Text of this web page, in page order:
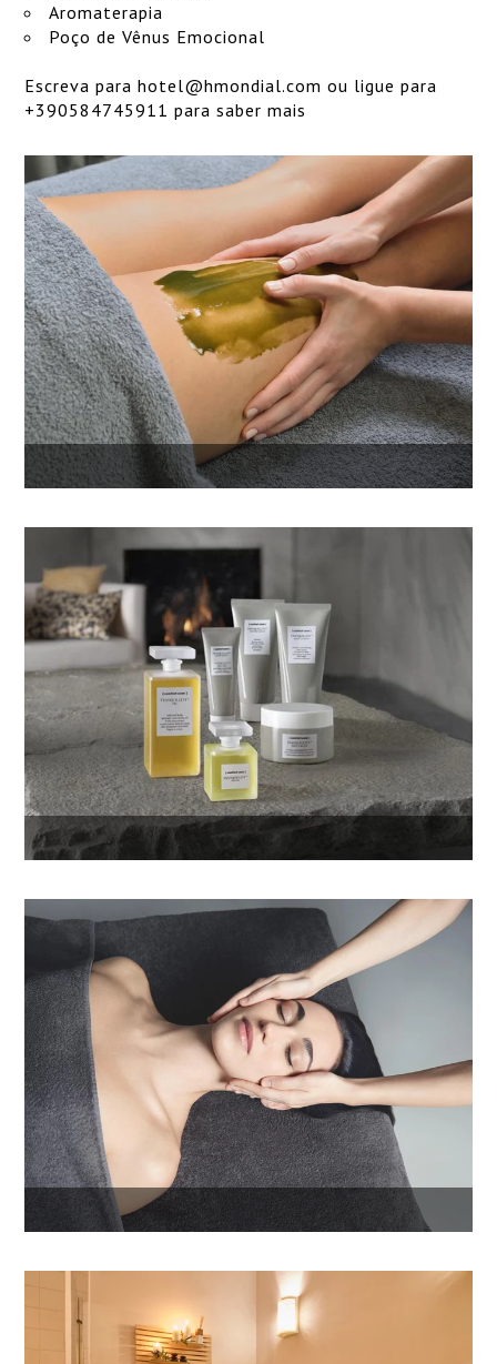
Aromaterapia
Poço de Vênus Emocional
Escreva parahotel@hmondial.com ou ligue para
+390584745911 para saber mais